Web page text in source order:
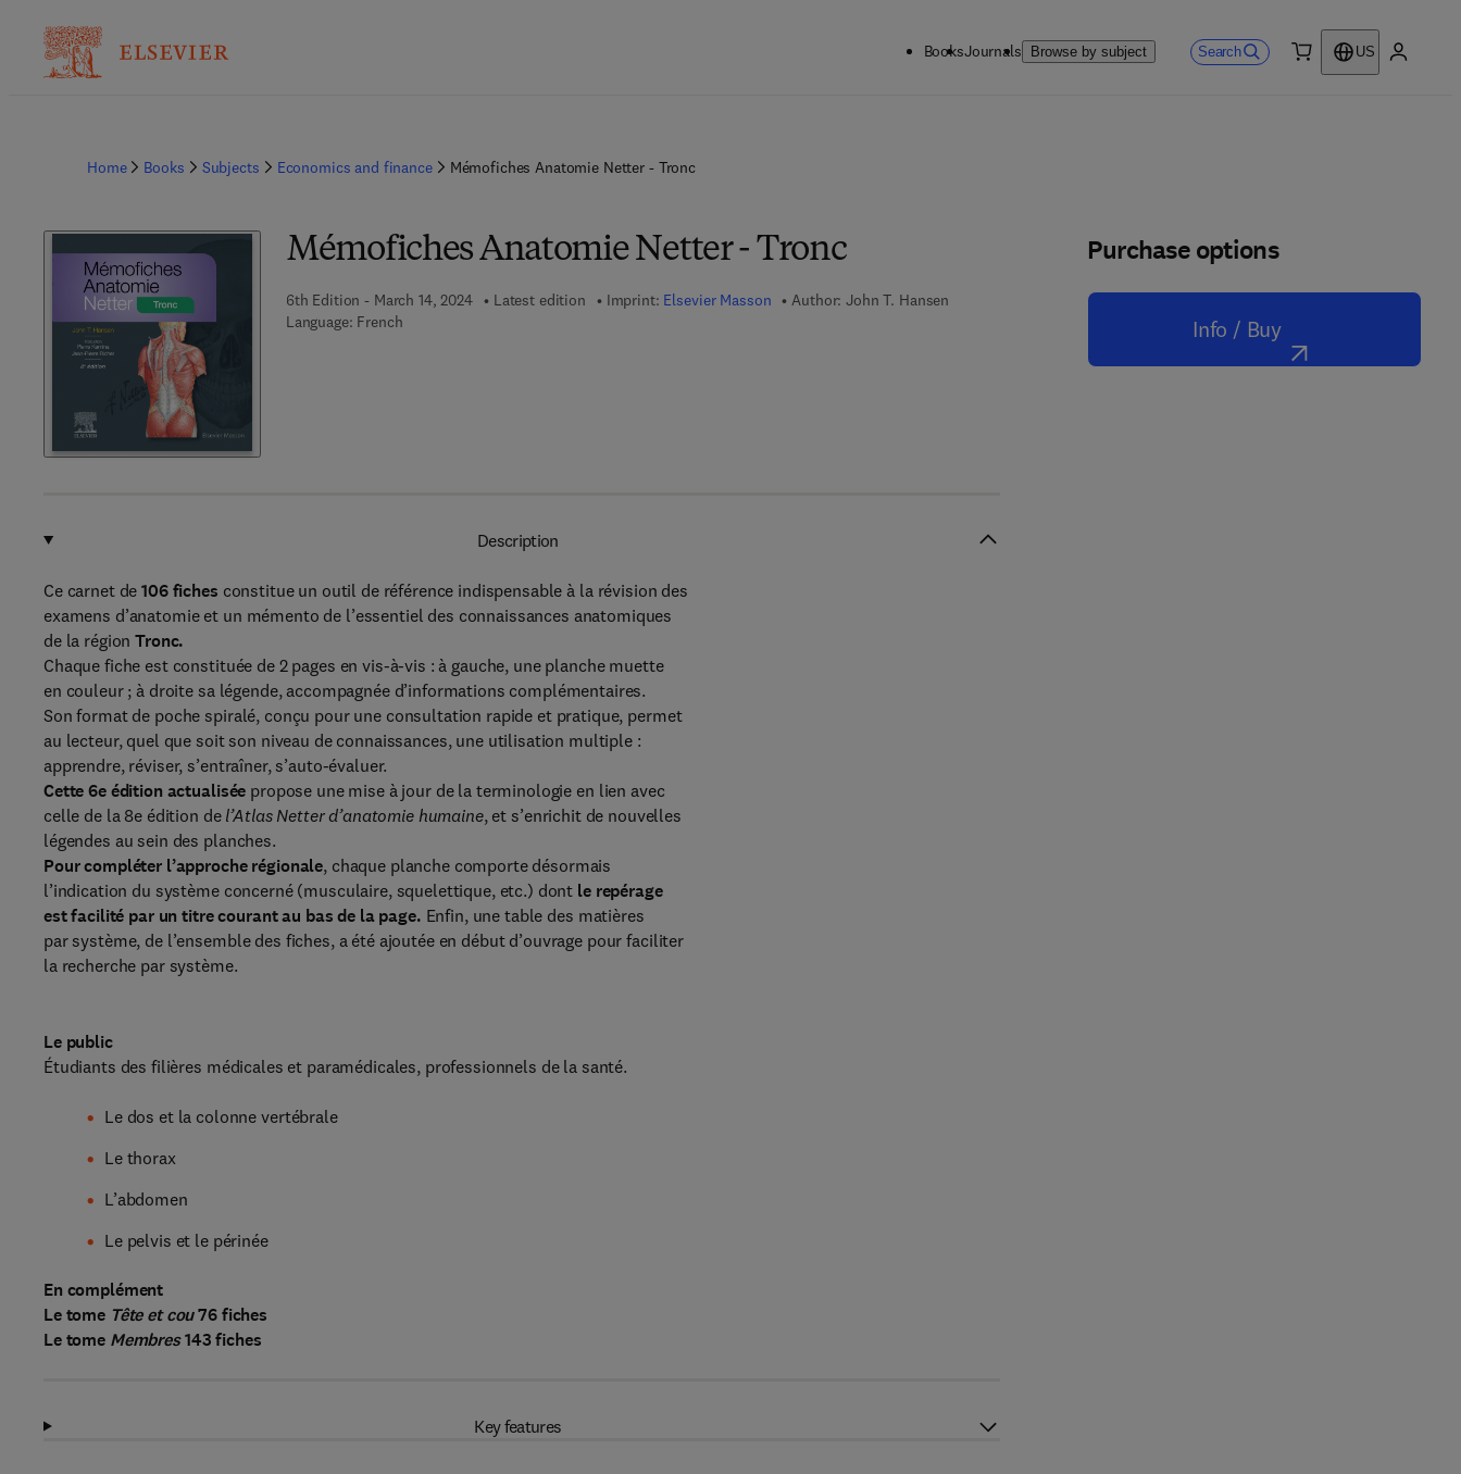
BooksJournals Browse by subject Search
US
Home Books Subjects Economics and finance Mémofiches Anatomie Netter - Tronc
Mémofiches Anatomie Netter - Tronc
6th Edition - March 14, 2024 Latest edition Imprint: Elsevier Masson Author: John T. Hansen
Language: French
Purchase options
Info / Buy
Description
Ce carnet de106 fiches constitue un outil de référence indispensable à la révision des
examens d’anatomie et un mémento de l’essentiel des connaissances anatomiques
de la régionTronc.
Chaque fiche est constituée de 2 pages en vis-à-vis : à gauche, une planche muette
en couleur ; à droite sa légende, accompagnée d’informations complémentaires.
Son format de poche spiralé, conçu pour une consultation rapide et pratique, permet
au lecteur, quel que soit son niveau de connaissances, une utilisation multiple :
apprendre, réviser, s’entraîner, s’auto-évaluer.
Cette 6e édition actualisée propose une mise à jour de la terminologie en lien avec
celle de la 8e édition de l’Atlas Netter d’anatomie humaine, et s’enrichit de nouvelles
légendes au sein des planches.
Pour compléter l’approche régionale, chaque planche comporte désormais
l’indication du système concerné (musculaire, squelettique, etc.) dont le repérage
est facilité par un titre courant au bas de la page. Enfin, une table des matières
par système, de l’ensemble des fiches, a été ajoutée en début d’ouvrage pour faciliter
la recherche par système.
Le public
Étudiants des filières médicales et paramédicales, professionnels de la santé.
Le dos et la colonne vertébrale
Le thorax
L’abdomen
Le pelvis et le périnée
En complément
Le tome Tête et cou76 fiches
Le tome Membres143 fiches
Key features